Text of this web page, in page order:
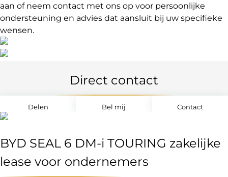
aan of neem contact met ons op voor persoonlijke
ondersteuning en advies dat aansluit bij uw specifieke
wensen.
Direct contact
Delen Bel mij Contact
BYD SEAL 6 DM-i TOURING zakelijke
lease voor ondernemers